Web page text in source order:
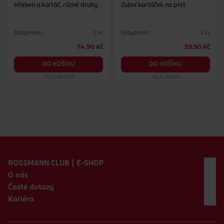
Hřeben a kartáč, různé druhy
Babydream 2 ks
74.90 Kč
DO KOŠÍKU
Obj. č.: 805933
Zubní kartáček na prst
Babydream 2 ks
59.90 Kč
DO KOŠÍKU
Obj. č.: 916561
ROSSMANN CLUB | E-SHOP
O nás
Časté dotazy
Kariéra